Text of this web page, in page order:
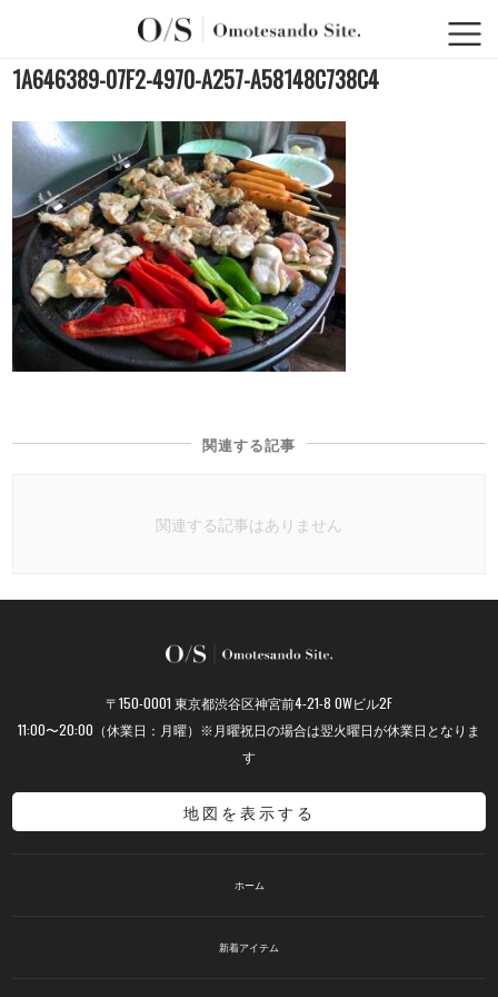
1A646389-07F2-4970-A257-A58148C738C4
関連する記事
関連する記事はありません
〒150-0001 東京都渋谷区神宮前4-21-8 OWビル2F
11:00〜20:00（休業日：月曜）※月曜祝日の場合は翌火曜日が休業日となりま
す
地図を表示する
ホーム
新着アイテム